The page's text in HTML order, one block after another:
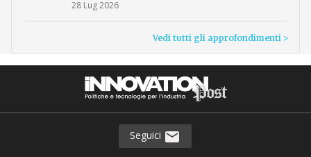
28 Lug 2026
Vedi tutti gli approfondimenti >
Seguici